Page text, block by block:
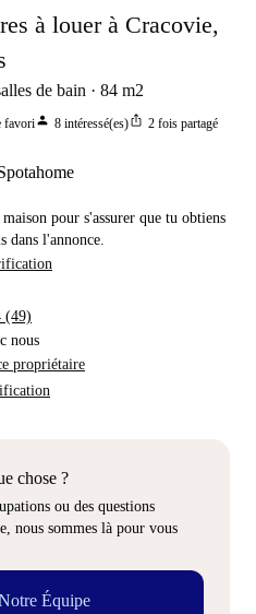
à louer à Cracovie,
de bain 84 m2
favoriperson 8 intéressé(es)ios_share 2 fois partagé
pour s'assurer que tu obtiens
dans l'annonce.
(49)
nous
propriétaire
chose ?
ou des questions
nous sommes là pour vous
Équipe